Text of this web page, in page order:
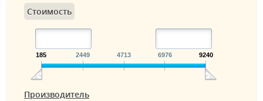
Стоимость
185 2449 4713 6976 9240
Производитель